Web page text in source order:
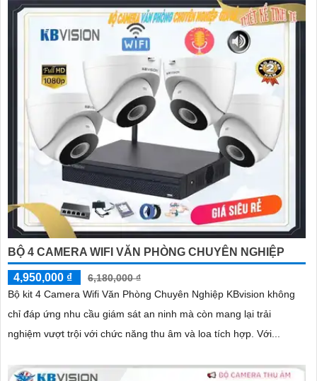
BỘ 4 CAMERA WIFI VĂN PHÒNG CHUYÊN NGHIỆP
4,950,000 ₫
6,180,000 ₫
Bộ kit 4 Camera Wifi Văn Phòng Chuyên Nghiệp KBvision không
chỉ đáp ứng nhu cầu giám sát an ninh mà còn mang lại trải
nghiệm vượt trội với chức năng thu âm và loa tích hợp. Với...